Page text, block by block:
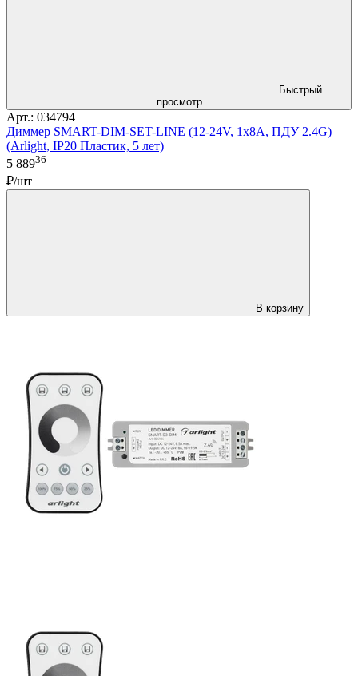
Быстрый
просмотр
Арт.: 034794
Диммер SMART-DIM-SET-LINE (12-24V, 1x8A, ПДУ 2.4G)
(Arlight, IP20 Пластик, 5 лет)
5 88936
₽/шт
В корзину